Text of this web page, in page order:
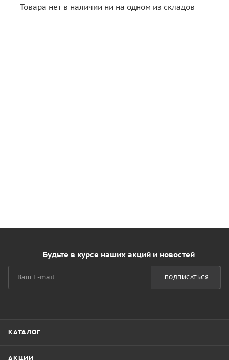
Товара нет в наличии ни на одном из складов
Будьте в курсе наших акций и новостей
ПОДПИСАТЬСЯ
КАТАЛОГ
АКЦИИ